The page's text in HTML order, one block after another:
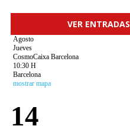
VER ENTRADAS
Agosto
Jueves
CosmoCaixa Barcelona
10:30 H
Barcelona
mostrar mapa
14